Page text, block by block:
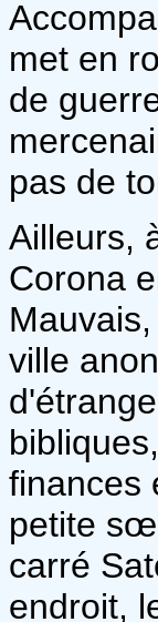
met en
de
pas de
Ailleurs,
Corona
ville
finances
petite
carré
endroit,